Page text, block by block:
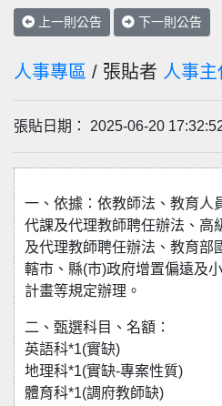
上一則公告 下一則公告
人事專區 / 張貼者 人事主
張貼日期： 2025-06-20
一、依據：依教師法、教育人
代課及代理教師聘任辦法、高
及代理教師聘任辦法、教育部
轄市、縣(市)政府增置偏遠及
計畫等規定辦理。
二、甄選科目、名額：
英語科*1(實缺)
地理科*1(實缺-專案性質)
體育科*1(調府教師缺)